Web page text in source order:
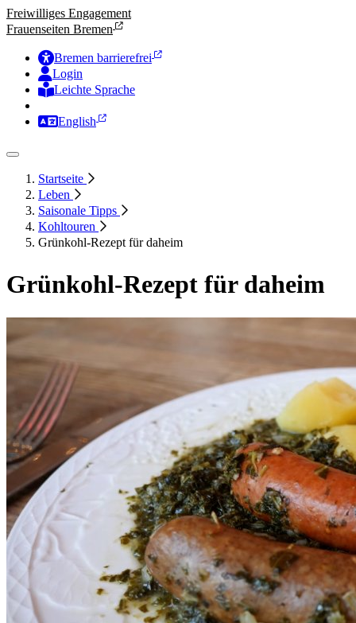
Freiwilliges Engagement
Frauenseiten Bremen
Bremen barrierefrei
Login
Leichte Sprache
English
Startseite
Leben
Saisonale Tipps
Kohltouren
Grünkohl-Rezept für daheim
Grünkohl-Rezept für daheim